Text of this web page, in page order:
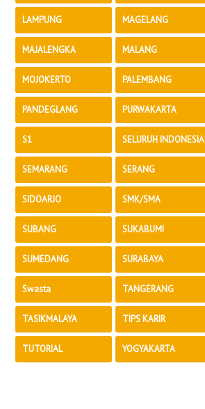
LAMPUNG MAGELANG
MAJALENGKA MALANG
MOJOKERTO PALEMBANG
PANDEGLANG PURWAKARTA
S1 SELURUH INDONESIA
SEMARANG SERANG
SIDOARJO SMK/SMA
SUBANG SUKABUMI
SUMEDANG SURABAYA
Swasta TANGERANG
TASIKMALAYA TIPS KARIR
TUTORIAL YOGYAKARTA